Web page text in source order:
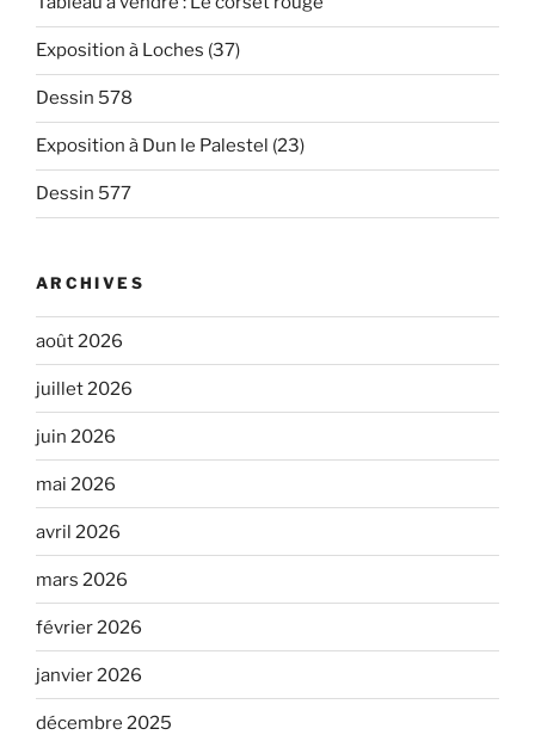
Exposition à Loches (37)
Dessin 578
Exposition à Dun le Palestel (23)
Dessin 577
ARCHIVES
août 2026
juillet 2026
juin 2026
mai 2026
avril 2026
mars 2026
février 2026
janvier 2026
décembre 2025